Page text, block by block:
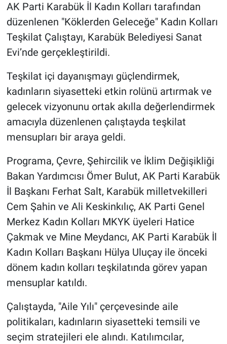
AK Parti Karabük İl Kadın Kolları tarafından
düzenlenen "Köklerden Geleceğe" Kadın Kolları
Teşkilat Çalıştayı, Karabük Belediyesi Sanat
Evi’nde gerçekleştirildi.
Teşkilat içi dayanışmayı güçlendirmek,
kadınların siyasetteki etkin rolünü artırmak ve
gelecek vizyonunu ortak akılla değerlendirmek
amacıyla düzenlenen çalıştayda teşkilat
mensupları bir araya geldi.
Programa, Çevre, Şehircilik ve İklim Değişikliği
Bakan Yardımcısı Ömer Bulut, AK Parti Karabük
İl Başkanı Ferhat Salt, Karabük milletvekilleri
Cem Şahin ve Ali Keskinkılıç, AK Parti Genel
Merkez Kadın Kolları MKYK üyeleri Hatice
Çakmak ve Mine Meydancı, AK Parti Karabük İl
Kadın Kolları Başkanı Hülya Uluçay ile önceki
dönem kadın kolları teşkilatında görev yapan
mensuplar katıldı.
Çalıştayda, "Aile Yılı" çerçevesinde aile
politikaları, kadınların siyasetteki temsili ve
seçim stratejileri ele alındı. Katılımcılar,